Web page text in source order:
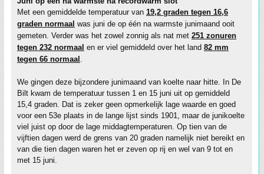
Met een gemiddelde temperatuur van 19,2 graden tegen 16,6
graden normaal was juni de op één na warmste junimaand ooit
gemeten. Verder was het zowel zonnig als nat met 251 zonuren
tegen 232 normaal en er viel gemiddeld over het land 82 mm
tegen 66 normaal .
We gingen deze bijzondere junimaand van koelte naar hitte. In De
Bilt kwam de temperatuur tussen 1 en 15 juni uit op gemiddeld
15,4 graden. Dat is zeker geen opmerkelijk lage waarde en goed
voor een 53e plaats in de lange lijst sinds 1901, maar de junikoelte
viel juist op door de lage middagtemperaturen. Op tien van de
vijftien dagen werd de grens van 20 graden namelijk niet bereikt en
van die tien dagen waren het er zeven op rij en wel van 9 tot en
met 15 juni.